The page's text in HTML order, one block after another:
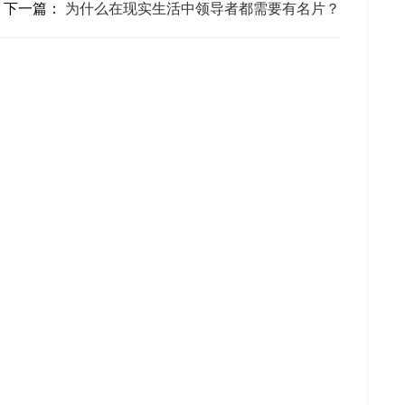
下一篇： 为什么在现实生活中领导者都需要有名片？